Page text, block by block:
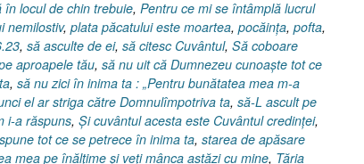
locul de chin trebuie, Pentru ce mi se întâmplă lucrul
nemilostiv, plata păcatului este moartea, pocăinţa, pofta,
, să asculte de ei, să citesc Cuvântul, Să coboare
aproapele tău, să nu uit că Dumnezeu cunoaşte tot ce
, să nu zici în inima ta : „Pentru bunătatea mea m-a
el ar striga către Domnulîmpotriva ta, să-L ascult pe
i-a răspuns, Şi cuvântul acesta este Cuvântul credinţei,
tot ce se petrece în inima ta, starea de apăsare
mea pe înălţime şi veţi mânca astăzi cu mine, Tăria